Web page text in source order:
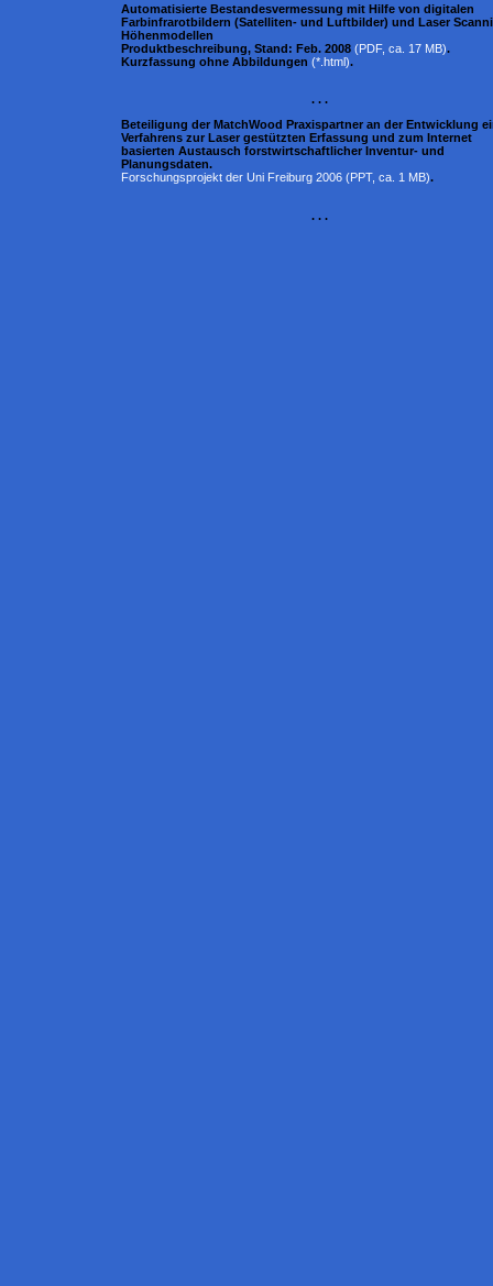
Automatisierte Bestandesvermessung mit Hilfe von digitalen
Farbinfrarotbildern (Satelliten- und Luftbilder) und Laser
Höhenmodellen
Produktbeschreibung, Stand: Feb. 2008 (PDF, ca. 17 MB).
Kurzfassung ohne Abbildungen (*.html).
. . .
Beteiligung der MatchWood Praxispartner an der Entwicklung
Verfahrens zur Laser gestützten Erfassung und zum Internet
basierten Austausch forstwirtschaftlicher Inventur- und
Planungsdaten.
Forschungsprojekt der Uni Freiburg 2006 (PPT, ca. 1 MB).
. . .